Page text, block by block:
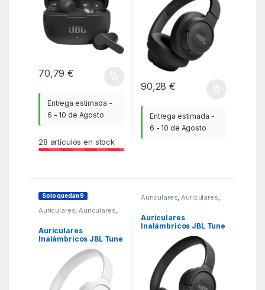
70,79€
Entrega estimada -
6 - 10 de Agosto
28 artículos en stock
90,28€
Entrega estimada -
6 - 10 de Agosto
Solo quedan 9
Auriculares Auriculares
Auriculares
Inalámbricos JBL Tune
525BT/ con Micrófono/
Bluetooth/ Blanco
Auriculares Auriculares
Auriculares
Inalámbricos JBL Tune
525BT/ con Micrófono/
Bluetooth/ Negro